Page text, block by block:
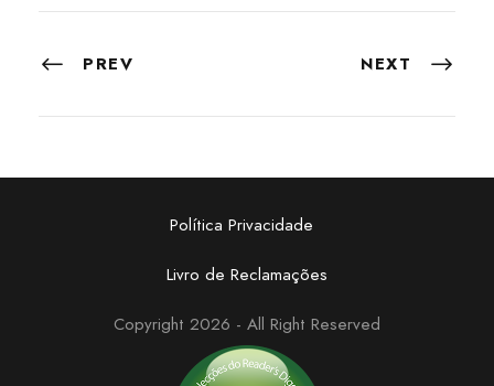
PREV NEXT
Política Privacidade
Livro de Reclamações
Copyright 2026 - All Right Reserved